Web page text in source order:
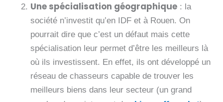
Une spécialisation géographique : la
société n’investit qu’en IDF et à Rouen. On
pourrait dire que c’est un défaut mais cette
spécialisation leur permet d’être les meilleurs là
où ils investissent. En effet, ils ont développé un
réseau de chasseurs capable de trouver les
meilleurs biens dans leur secteur (un grand